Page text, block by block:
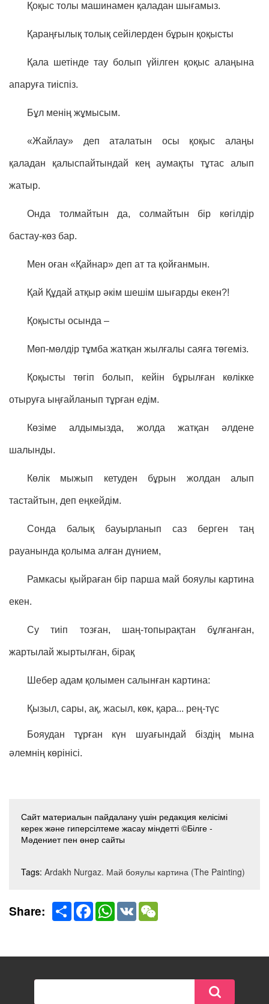
Қоқыс толы машинамен қаладан шығамыз.
Қараңғылық толық сейілерден бұрын қоқысты
Қала шетінде тау болып үйілген қоқыс алаңына
апаруға тиіспіз.
Бұл менің жұмысым.
«Жайлау» деп аталатын осы қоқыс алаңы
қаладан қалыспайтындай кең аумақты тұтас алып
жатыр.
Онда толмайтын да, солмайтын бір көгілдір
бастау-көз бар.
Мен оған «Қайнар» деп ат та қойғанмын.
Қай Құдай атқыр әкім шешім шығарды екен?!
Қоқысты осында –
Мөп-мөлдір тұмба жатқан жылғалы саяға төгеміз.
Қоқысты төгіп болып, кейін бұрылған көлікке
отыруға ыңғайланып тұрған едім.
Көзіме алдымызда, жолда жатқан әлдене
шалынды.
Көлік мыжып кетуден бұрын жолдан алып
тастайтын, деп еңкейдім.
Сонда балық бауырланып саз берген таң
рауанында қолыма алған дүнием,
Рамкасы қыйраған бір парша май бояулы картина
екен.
Су тиіп тозған, шаң-топырақтан бұлғанған,
жартылай жыртылған, бірақ
Шебер адам қолымен салынған картина:
Қызыл, сары, ақ, жасыл, көк, қара... рең-түс
Бояудан тұрған күн шуағындай біздің мына
әлемнің көрінісі.
Сайт материалын пайдалану үшін редакция келісімі
керек және гиперсілтеме жасау міндетті ©Білге -
Мәдениет пен өнер сайты
Tags: Ardakh Nurgaz. Май бояулы картина (The Painting)
Share: Share FacebookWhatsApp
VK